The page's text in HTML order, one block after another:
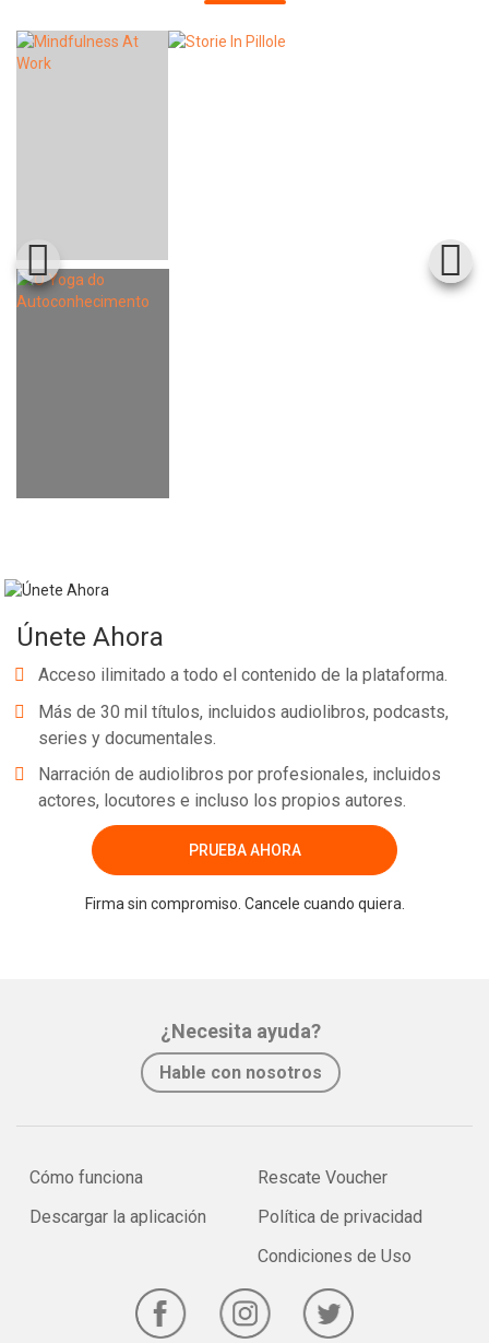
Únete Ahora
Acceso ilimitado a todo el contenido de la plataforma.
Más de 30 mil títulos, incluidos audiolibros, podcasts,
series y documentales.
Narración de audiolibros por profesionales, incluidos
actores, locutores e incluso los propios autores.
PRUEBA AHORA
Firma sin compromiso. Cancele cuando quiera.
¿Necesita ayuda?
Hable con nosotros
Cómo funciona
Descargar la aplicación
Rescate Voucher
Política de privacidad
Condiciones de Uso